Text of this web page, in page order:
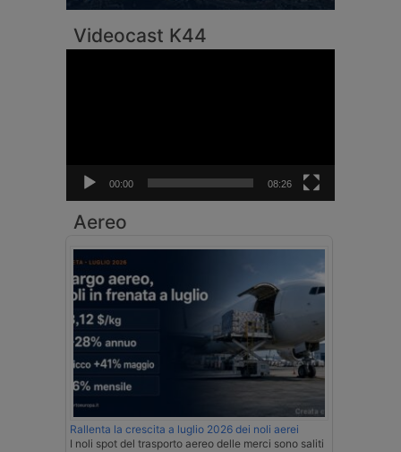
Videocast K44
00:00 08:26
Aereo
Rallenta la crescita a luglio 2026 dei noli aerei
I noli spot del trasporto aereo delle merci sono saliti